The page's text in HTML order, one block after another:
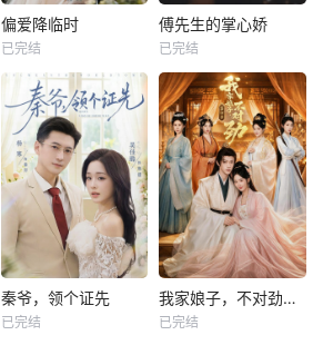
偏爱降临时
已完结
傅先生的掌心娇
已完结
秦爷，领个证先
已完结
我家娘子，不对劲第四季
已完结